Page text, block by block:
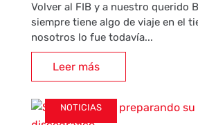
Volver al FIB y a nuestro querido
siempre tiene algo de viaje en el
nosotros lo fue todavía...
Leer más
NOTICIAS